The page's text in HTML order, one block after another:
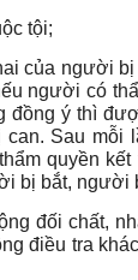
tội;
của người
người có
đồng ý thì
Sau mỗi
quyền
bị bắt, người
đối chất,
điều tra